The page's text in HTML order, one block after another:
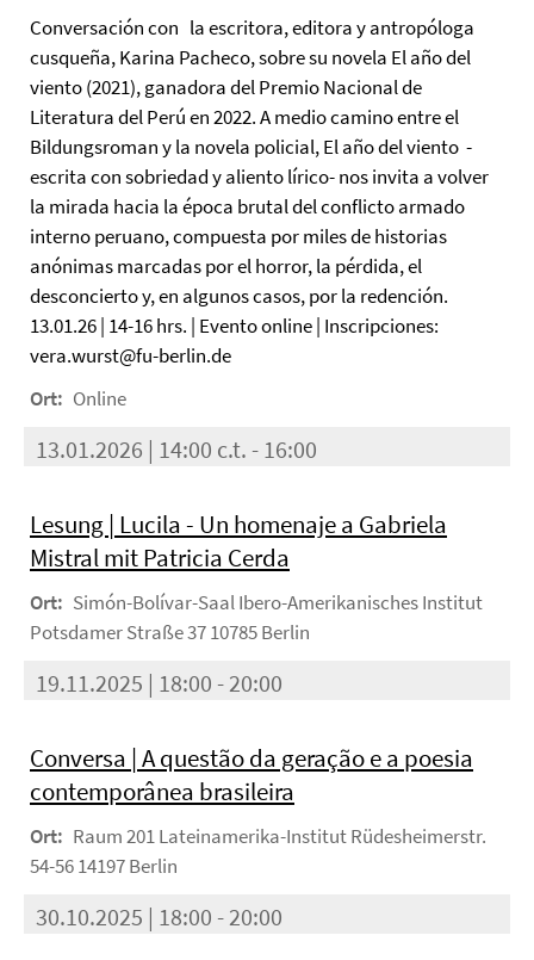
Conversación con la escritora, editora y antropóloga
cusqueña, Karina Pacheco, sobre su novela El año del
viento (2021), ganadora del Premio Nacional de
Literatura del Perú en 2022. A medio camino entre el
Bildungsroman y la novela policial, El año del viento -
escrita con sobriedad y aliento lírico- nos invita a volver
la mirada hacia la época brutal del conflicto armado
interno peruano, compuesta por miles de historias
anónimas marcadas por el horror, la pérdida, el
desconcierto y, en algunos casos, por la redención.
13.01.26 | 14-16 hrs. | Evento online | Inscripciones:
vera.wurst@fu-berlin.de
Ort: Online
13.01.2026 | 14:00 c.t. - 16:00
Lesung | Lucila - Un homenaje a Gabriela
Mistral mit Patricia Cerda
Ort: Simón-Bolívar-Saal Ibero-Amerikanisches Institut
Potsdamer Straße 37 10785 Berlin
19.11.2025 | 18:00 - 20:00
Conversa | A questão da geração e a poesia
contemporânea brasileira
Ort: Raum 201 Lateinamerika-Institut Rüdesheimerstr.
54-56 14197 Berlin
30.10.2025 | 18:00 - 20:00